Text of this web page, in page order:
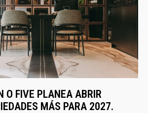
O FIVE PLANEA ABRIR
MÁS PARA 2027.